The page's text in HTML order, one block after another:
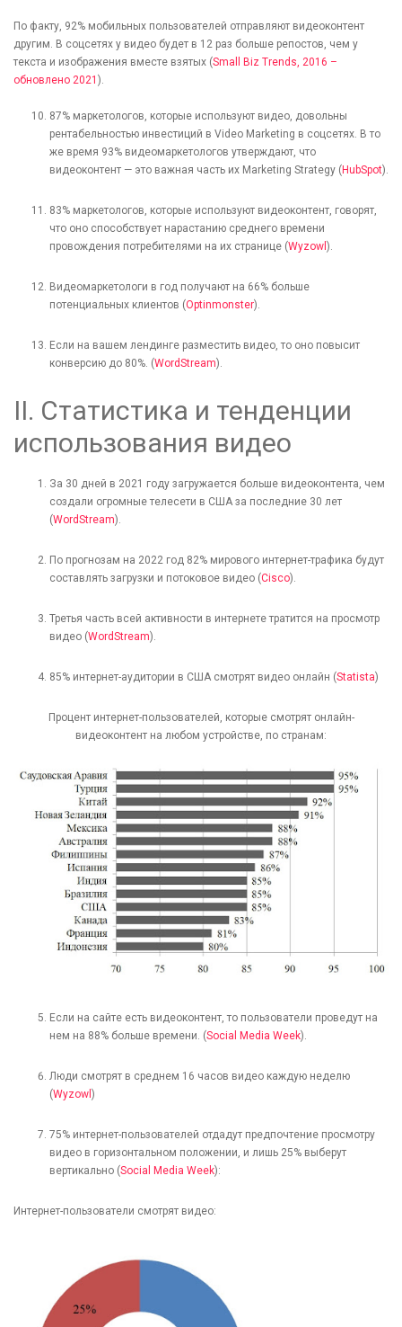
По факту, 92% мобильных пользователей отправляют видеоконтент
другим. В соцсетях у видео будет в 12 раз больше репостов, чем у
текста и изображения вместе взятых (Small Biz Trends, 2016 –
обновлено 2021 ).
87% маркетологов, которые используют видео, довольны
рентабельностью инвестиций в Video Marketing в соцсетях. В то
же время 93% видеомаркетологов утверждают, что
видеоконтент — это важная часть их Marketing Strategy ( HubSpot).
83% маркетологов, которые используют видеоконтент, говорят,
что оно способствует нарастанию среднего времени
провождения потребителями на их странице (Wyzowl ).
Видеомаркетологи в год получают на 66% больше
потенциальных клиентов (Optinmonster).
Если на вашем лендинге разместить видео, то оно повысит
конверсию до 80%. (WordStream).
ІІ. Статистика и тенденции
использования видео
За 30 дней в 2021 году загружается больше видеоконтента, чем
создали огромные телесети в США за последние 30 лет
(WordStream).
По прогнозам на 2022 год 82% мирового интернет-трафика будут
составлять загрузки и потоковое видео (Cisco).
Третья часть всей активности в интернете тратится на просмотр
видео (WordStream).
85% интернет-аудитории в США смотрят видео онлайн (Statista)
Процент интернет-пользователей, которые смотрят онлайн-
видеоконтент на любом устройстве, по странам:
Если на сайте есть видеоконтент, то пользователи проведут на
нем на 88% больше времени. (Social Media Week).
Люди смотрят в среднем 16 часов видео каждую неделю
(Wyzowl )
75% интернет-пользователей отдадут предпочтение просмотру
видео в горизонтальном положении, и лишь 25% выберут
вертикально (Social Media Week):
Интернет-пользователи смотрят видео: